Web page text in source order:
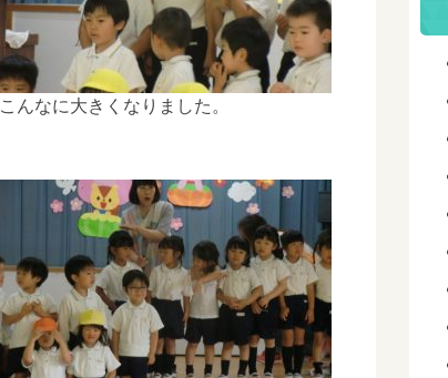
こんなに大きくなりました。